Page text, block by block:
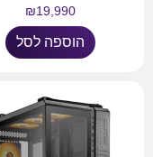
₪19,990
הוספה לסל